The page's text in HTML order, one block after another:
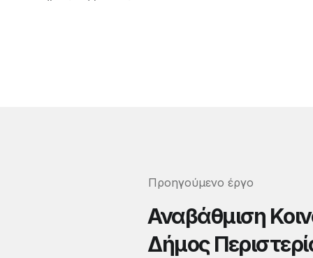
Προηγούμενο έργο
Αναβάθμιση
Δήμος